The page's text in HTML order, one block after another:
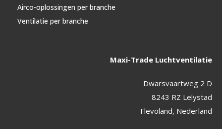
Airco-oplossingen per branche
Ventilatie per branche
Maxi-Trade Luchtventilatie
Dwarsvaartweg 2 D
8243 RZ Lelystad
Flevoland, Nederland